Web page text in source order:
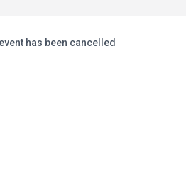
has been cancelled